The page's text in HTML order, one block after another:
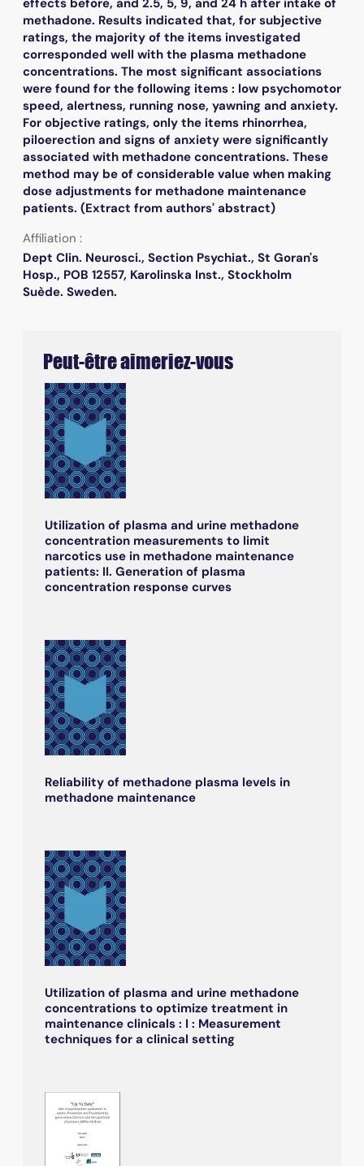
methadone. Results indicated that, for subjective
ratings, the majority of the items investigated
corresponded well with the plasma methadone
concentrations. The most significant associations
were found for the following items : low psychomotor
speed, alertness, running nose, yawning and anxiety.
For objective ratings, only the items rhinorrhea,
piloerection and signs of anxiety were significantly
associated with methadone concentrations. These
method may be of considerable value when making
dose adjustments for methadone maintenance
patients. (Extract from authors' abstract)
Affiliation :
Dept Clin. Neurosci., Section Psychiat., St Goran's
Hosp., POB 12557, Karolinska Inst., Stockholm
Suède. Sweden.
Peut-être aimeriez-vous
Utilization of plasma and urine methadone
concentration measurements to limit
narcotics use in methadone maintenance
patients: II. Generation of plasma
concentration response curves
Reliability of methadone plasma levels in
methadone maintenance
Utilization of plasma and urine methadone
concentrations to optimize treatment in
maintenance clinicals : I : Measurement
techniques for a clinical setting